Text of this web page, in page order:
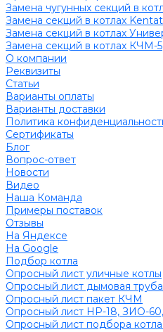
Замена чугунных секций в
Замена секций в котлах
Замена секций в котлах
Замена секций в котлах КЧМ-5
О компании
Реквизиты
Статьи
Варианты оплаты
Варианты доставки
Политика
Сертификаты
Блог
Вопрос-ответ
Новости
Видео
Наша Команда
Примеры поставок
Отзывы
На Яндексе
На Google
Подбор котла
Опросный лист уличные котлы
Опросный лист дымовая труба
Опросный лист пакет КЧМ
Опросный лист НР-18, ЗИО-
Опросный лист подбора